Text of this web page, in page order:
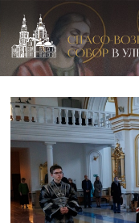
Спасо-